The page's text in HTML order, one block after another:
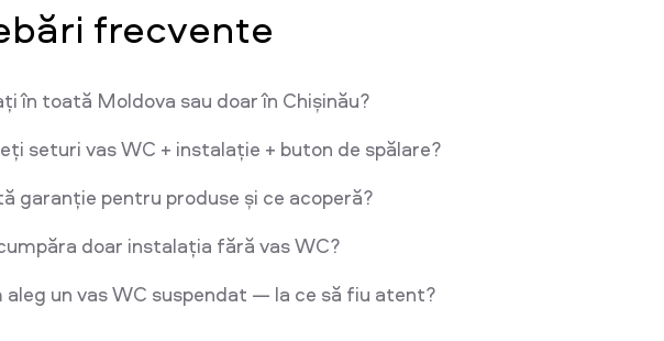
frecvente
în toată Moldova sau doar în Chișinău?
seturi vas WC + instalație + buton de spălare?
garanție pentru produse și ce acoperă?
doar instalația fără vas WC?
aleg un vas WC suspendat — la ce să fiu atent?